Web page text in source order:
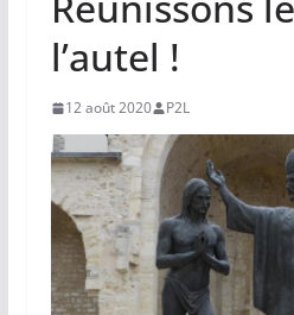
l’autel !
12 août 2020 P2L